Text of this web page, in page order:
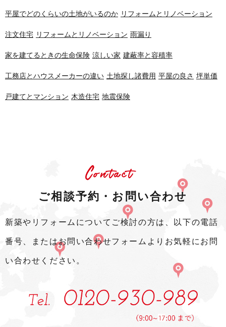
平屋でどのくらいの土地がいるのか リフォームとリノベーション
注文住宅 リフォームとリノベーション 雨漏り
家を建てるときの生命保険 涼しい家 建蔽率と容積率
工務店とハウスメーカーの違い 土地探し諸費用 平屋の良さ 坪単価
戸建てとマンション 木造住宅 地震保険
Contact
ご相談予約・お問い合わせ
新築やリフォームについてご検討の方は、以下の電話
番号、またはお問い合わせフォームよりお気軽にお問
い合わせください。